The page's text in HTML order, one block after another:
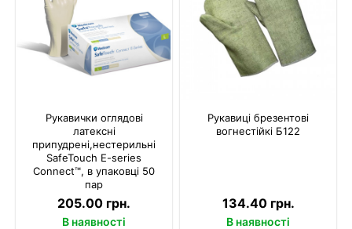
Рукавички оглядові
латексні
припудрені,нестерильні
SafeTouch E-series
Connect™, в упаковці 50
пар
205.00 грн.
В наявності
Рукавиці брезентові
вогнестійкі Б122
134.40 грн.
В наявності